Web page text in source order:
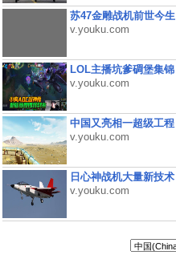
苏47金雕战机前世今生
v.youku.com
LOL主播坑爹碉堡集锦
v.youku.com
中国又亮相一超级工程
v.youku.com
日心神战机大量新技术
v.youku.com